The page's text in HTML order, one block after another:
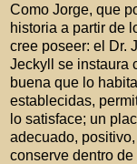
Como Jorge, que
historia a partir de
cree poseer: el Dr.
Jeckyll se instaura
buena que lo
establecidas,
lo satisface; un
adecuado,
conserve dentro